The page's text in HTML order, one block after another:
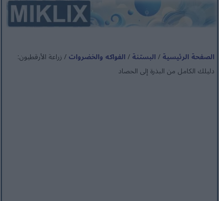
الصفحة الرئيسية/البستنة/الفواكه والخضروات/ زراعة الأرقطيون:
دليلك الكامل من البذرة إلى الحصاد